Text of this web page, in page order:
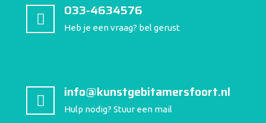
033-4634576
Heb je een vraag? bel gerust
info@kunstgebitamersfoort.nl
Hulp nodig? Stuur een mail